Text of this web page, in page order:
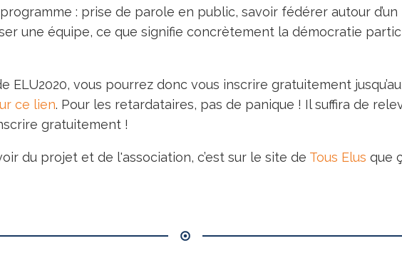
programme : prise de parole en public, savoir fédérer autour
une équipe, ce que signifie concrètement la démocratie
ELU2020, vous pourrez donc vous inscrire gratuitement
ce lien. Pour les retardataires, pas de panique ! Il suffira de
gratuitement !
du projet et de l'association, c’est sur le site de Tous Elus que